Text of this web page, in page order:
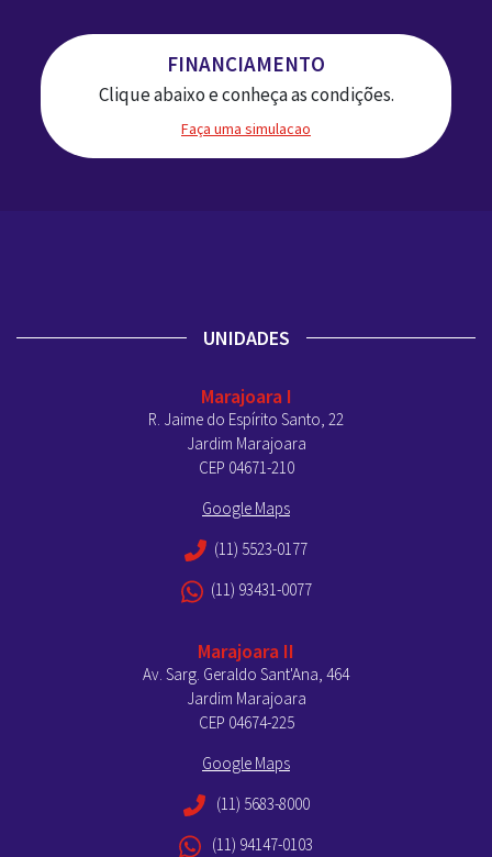
FINANCIAMENTO
Clique abaixo e conheça as condições.
Faça uma simulacao
UNIDADES
Marajoara I
R. Jaime do Espírito Santo, 22
Jardim Marajoara
CEP 04671-210
Google Maps
(11) 5523-0177
(11) 93431-0077
Marajoara II
Av. Sarg. Geraldo Sant'Ana, 464
Jardim Marajoara
CEP 04674-225
Google Maps
(11) 5683-8000
(11) 94147-0103